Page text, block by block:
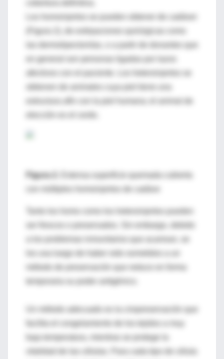
(Figura 2), de extirpaciones quirúrgicas como
en general son personas ligadas por lazos
Figura 2.
Extensa superficie quemada cubierta
ser frescos o preservados. Sin embargo, debido
los usa luego de haber sido sometidos a un
temporaria su poder antigénico.
facilita el congelamiento de los tejidos a muy
baja temperatura, mientras se protege la